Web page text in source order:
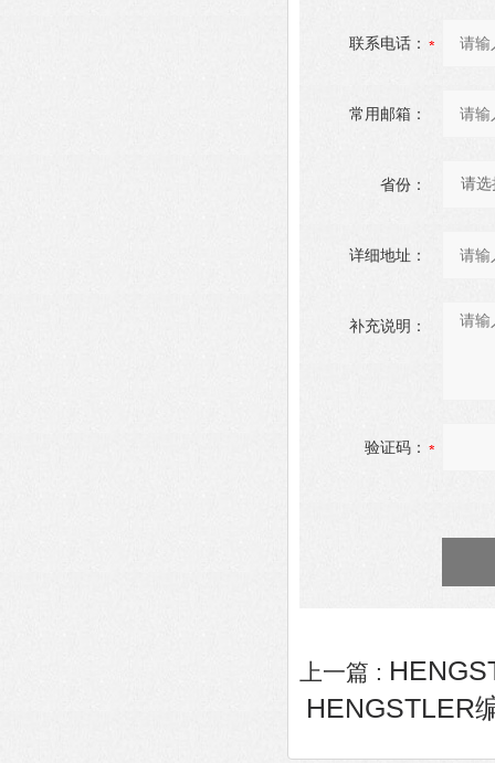
联系电话：
常用邮箱：
省份：
详细地址：
补充说明：
验证码：
上一篇 :
HENGSTLER